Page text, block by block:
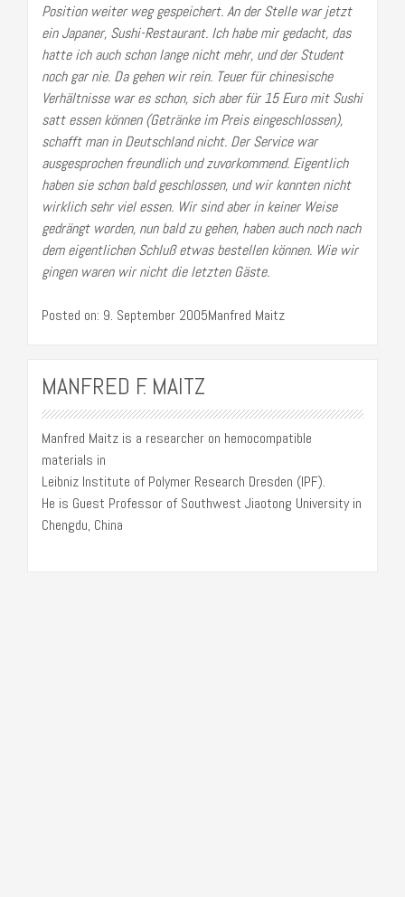
Position weiter weg gespeichert. An der Stelle war jetzt
ein Japaner, Sushi-Restaurant. Ich habe mir gedacht, das
hatte ich auch schon lange nicht mehr, und der Student
noch gar nie. Da gehen wir rein. Teuer für chinesische
Verhältnisse war es schon, sich aber für 15 Euro mit Sushi
satt essen können (Getränke im Preis eingeschlossen),
schafft man in Deutschland nicht. Der Service war
ausgesprochen freundlich und zuvorkommend. Eigentlich
haben sie schon bald geschlossen, und wir konnten nicht
wirklich sehr viel essen. Wir sind aber in keiner Weise
gedrängt worden, nun bald zu gehen, haben auch noch nach
dem eigentlichen Schluß etwas bestellen können. Wie wir
gingen waren wir nicht die letzten Gäste.
Posted on: 9. September 2005Manfred Maitz
MANFRED F. MAITZ
Manfred Maitz is a researcher on hemocompatible
materials in
Leibniz Institute of Polymer Research Dresden (IPF).
He is Guest Professor of Southwest Jiaotong University in
Chengdu, China